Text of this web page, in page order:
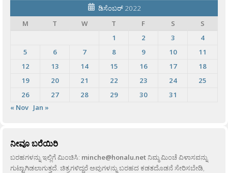
ಡಿಸೆಂಬರ್ 2022
M
T W T F S
S
1
2 3
4
5
6 7 8 9 10
11
12
13 14 15 16 17
18
19
20 21 22 23 24
25
26
27 28 29 30
31
« Nov Jan »
ನೀವೂ ಬರೆಯಿರಿ
ಬರಹಗಳನ್ನು ಇಲ್ಲಿಗೆ ಮಿಂಚಿಸಿ: minche@honalu.netನಿಮ್ಮ ಮಿಂಚೆ ವಿಳಾಸವನ್ನು
ಗುಟ್ಟಾಗಿಡಲಾಗುತ್ತದೆ. ಚಿತ್ರಗಳಿದ್ದರೆ ಅವುಗಳನ್ನು ಬರಹದ ಕಡತದೊಡನೆ ಸೇರಿಸಬೇಡಿ,